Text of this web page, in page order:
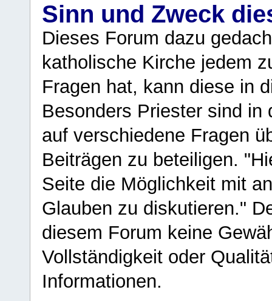
Sinn und Zweck
Dieses Forum dazu
katholische Kirche jedem
Fragen hat, kann diese in
Besonders Priester sind in
auf verschiedene Fragen
Beiträgen zu beteiligen.
Seite die Möglichkeit mit
Glauben zu diskutieren."
diesem Forum keine
Vollständigkeit oder
Informationen.